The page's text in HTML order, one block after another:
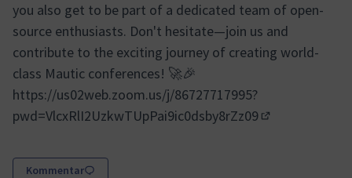
you also get to be part of a dedicated team of open-
source enthusiasts. Don't hesitate—join us and
contribute to the exciting journey of creating world-
class Mautic conferences! 🚀🎉
https://us02web.zoom.us/j/86727717995?
pwd=VlcxRlI2UzkwTUpPai9ic0dsby8rZz09
Kommentar